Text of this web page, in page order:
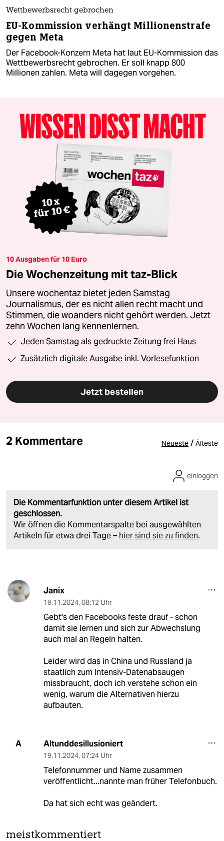
Wettbewerbsrecht gebrochen
EU-Kommission verhängt Millionenstrafe
gegen Meta
Der Facebook-Konzern Meta hat laut EU-Kommission das
Wettbewerbsrecht gebrochen. Er soll knapp 800
Millionen zahlen. Meta will dagegen vorgehen.
10 Ausgaben für 10 Euro
Die Wochenzeitung mit taz-Blick
Unsere wochentaz bietet jeden Samstag
Journalismus, der es nicht allen recht macht und
Stimmen, die woanders nicht gehört werden. Jetzt
zehn Wochen lang kennenlernen.
Jeden Samstag als gedruckte Zeitung frei Haus
Zusätzlich digitale Ausgabe inkl. Vorlesefunktion
Jetzt bestellen
2 Kommentare Neueste / Älteste
Die Kommentarfunktion unter diesem Artikel ist
geschlossen.
Wir öffnen die Kommentarspalte bei ausgewählten
Artikeln für etwa drei Tage – hier sind sie zu finden.
einloggen
Janix
19.11.2024, 08:12 Uhr
Gebt's den Facebooks feste drauf - schon
damit sie lernen und sich zur Abwechslung
auch mal an Regeln halten.
Leider wird das in China und Russland ja
staatlich zum Intensiv-Datenabsaugen
missbraucht, doch ich verstehe schon ein
wenig, warum die Alternativen hierzu
aufbauten.
A Altunddesillusioniert
19.11.2024, 07:24 Uhr
Telefonnummer und Name zusammen
veröffentlicht...nannte man früher Telefonbuch.
Da hat sich echt was geändert.
meistkommentiert